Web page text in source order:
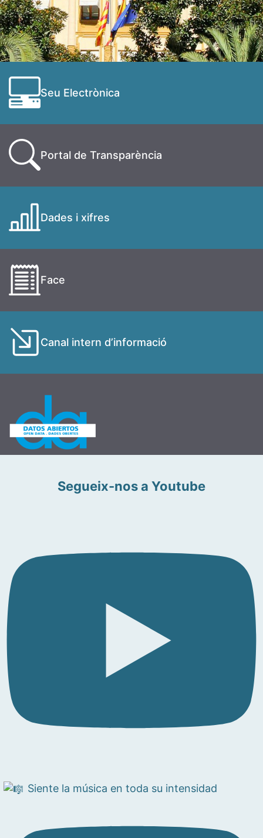
Seu Electrònica
Portal de Transparència
Dades i xifres
Face
Canal intern d’informació
Segueix-nos a Youtube
Siente la música en toda su intensidad